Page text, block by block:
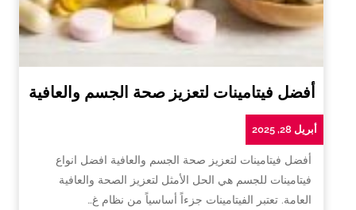
أفضل فيتامينات لتعزيز صحة الجسم والعافية
أبريل 28, 2025
أفضل فيتامينات لتعزيز صحة الجسم والعافية افضل انواع
فيتامينات للجسم هي الحل الأمثل لتعزيز الصحة والعافية
العامة. تعتبر الفيتامينات جزءاً أساسياً من نظام غ…